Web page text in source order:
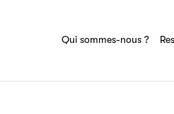
Qui sommes-nous ?
d'expertise du